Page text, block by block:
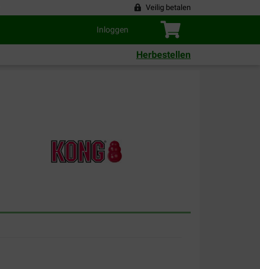
Veilig betalen
Inloggen
Herbestellen